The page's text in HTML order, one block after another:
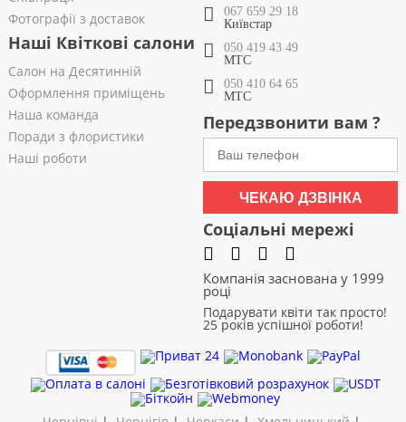
Фотографії з доставок
Наші Квіткові салони
Салон на Десятинній
Оформлення приміщень
Наша команда
Поради з флористики
Наші роботи
067 659 29 18
Київстар
050 419 43 49
МТС
050 410 64 65
МТС
Передзвонити вам ?
ЧЕКАЮ ДЗВІНКА
Соціальні мережі
Компанія заснована у 1999
році
Подарувати квіти так просто!
25 років успішної роботи!